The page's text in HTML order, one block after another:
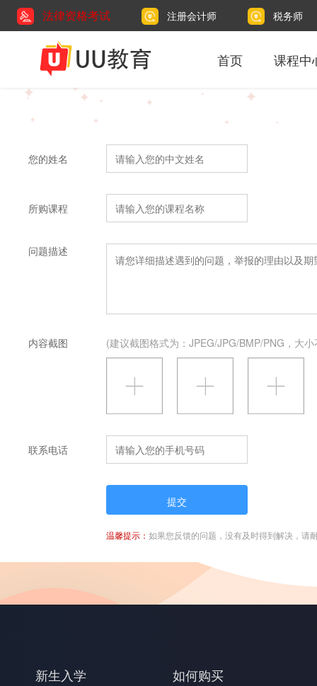
法律资格考试 注册会计师 税务师
首页 课程中
您的姓名
所购课程
问题描述
内容截图 (建议截图格式为：JPEG/JPG/BMP/PNG，大
联系电话
提交
温馨提示： 如果您反馈的问题，没有及时得到解决，请
新生入学 如何购买